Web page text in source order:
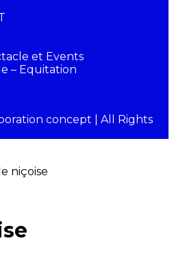
et Events
– Equitation
concept | All Rights
niçoise